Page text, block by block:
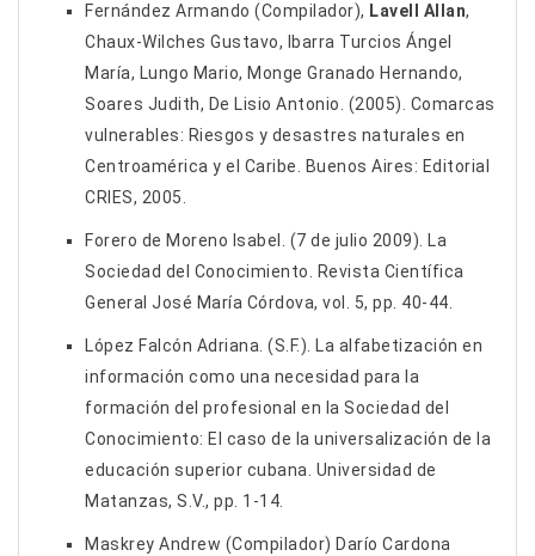
Fernández Armando (Compilador), Lavell Allan,
Chaux-Wilches Gustavo, Ibarra Turcios Ángel
María, Lungo Mario, Monge Granado Hernando,
Soares Judith, De Lisio Antonio. (2005). Comarcas
vulnerables: Riesgos y desastres naturales en
Centroamérica y el Caribe. Buenos Aires: Editorial
CRIES, 2005.
Forero de Moreno Isabel. (7 de julio 2009). La
Sociedad del Conocimiento. Revista Científica
General José María Córdova, vol. 5, pp. 40-44.
López Falcón Adriana. (S.F.). La alfabetización en
información como una necesidad para la
formación del profesional en la Sociedad del
Conocimiento: El caso de la universalización de la
educación superior cubana. Universidad de
Matanzas, S.V., pp. 1-14.
Maskrey Andrew (Compilador) Darío Cardona